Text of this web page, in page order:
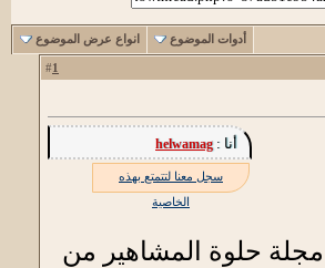
أدوات الموضوع انواع عرض الموضوع
1
أنا :helwamag
سجل معنا لتتمتع بهذه
الخاصية
مجلة حلوة المشاهير من